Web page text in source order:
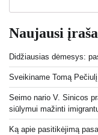
Naujausi
Didžiausias dėmesys:
Sveikiname Tomą
Seimo nario V. Sinicos
siūlymui mažinti
Ką apie pasitikėjimą